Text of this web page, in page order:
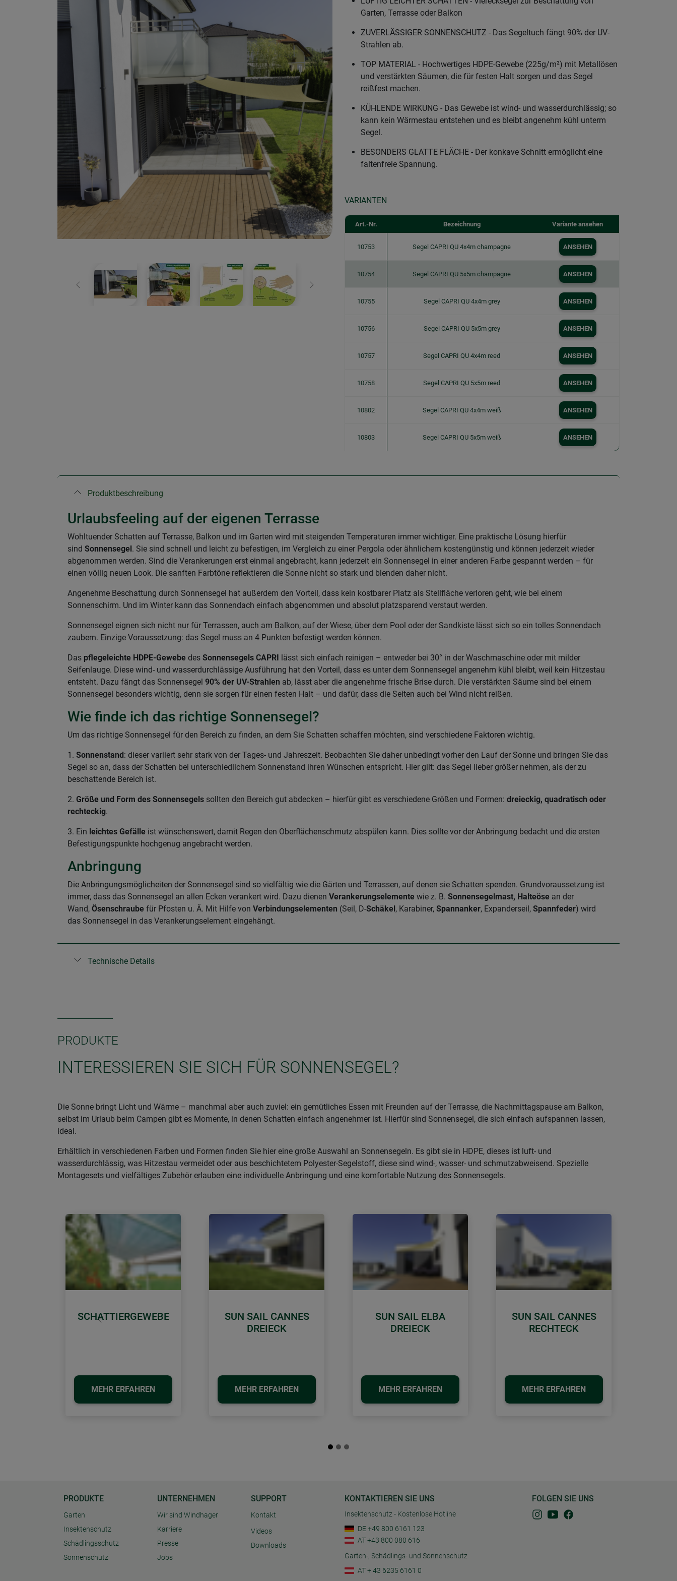
Zurück Weiter
Garten, Terrasse oder Balkon
ZUVERLÄSSIGER SONNENSCHUTZ - Das Segeltuch fängt 90% der UV-
Strahlen ab.
TOP MATERIAL - Hochwertiges HDPE-Gewebe (225g/m²) mit Metallösen
und verstärkten Säumen, die für festen Halt sorgen und das Segel
reißfest machen.
KÜHLENDE WIRKUNG - Das Gewebe ist wind- und wasserdurchlässig; so
kann kein Wärmestau entstehen und es bleibt angenehm kühl unterm
Segel.
BESONDERS GLATTE FLÄCHE - Der konkave Schnitt ermöglicht eine
faltenfreie Spannung.
VARIANTEN
Art.-Nr. Bezeichnung Variante ansehen
10753 Segel CAPRI QU 4x4m champagne ANSEHEN
10754 Segel CAPRI QU 5x5m champagne ANSEHEN
10755 Segel CAPRI QU 4x4m grey ANSEHEN
10756 Segel CAPRI QU 5x5m grey ANSEHEN
10757 Segel CAPRI QU 4x4m reed ANSEHEN
10758 Segel CAPRI QU 5x5m reed ANSEHEN
10802 Segel CAPRI QU 4x4m weiß ANSEHEN
10803 Segel CAPRI QU 5x5m weiß ANSEHEN
Produktbeschreibung
Urlaubsfeeling auf der eigenen Terrasse
Wohltuender Schatten auf Terrasse, Balkon und im Garten wird mit steigenden Temperaturen immer wichtiger. Eine praktische Lösung hierfür
sind Sonnensegel. Sie sind schnell und leicht zu befestigen, im Vergleich zu einer Pergola oder ähnlichem kostengünstig und können jederzeit wieder
abgenommen werden. Sind die Verankerungen erst einmal angebracht, kann jederzeit ein Sonnensegel in einer anderen Farbe gespannt werden – für
einen völlig neuen Look. Die sanften Farbtöne reflektieren die Sonne nicht so stark und blenden daher nicht.
Angenehme Beschattung durch Sonnensegel hat außerdem den Vorteil, dass kein kostbarer Platz als Stellfläche verloren geht, wie bei einem
Sonnenschirm. Und im Winter kann das Sonnendach einfach abgenommen und absolut platzsparend verstaut werden.
Sonnensegel eignen sich nicht nur für Terrassen, auch am Balkon, auf der Wiese, über dem Pool oder der Sandkiste lässt sich so ein tolles Sonnendach
zaubern. Einzige Voraussetzung: das Segel muss an 4 Punkten befestigt werden können.
Das pflegeleichte HDPE-Gewebe des Sonnensegels CAPRI lässt sich einfach reinigen – entweder bei 30° in der Waschmaschine oder mit milder
Seifenlauge. Diese wind- und wasserdurchlässige Ausführung hat den Vorteil, dass es unter dem Sonnensegel angenehm kühl bleibt, weil kein Hitzestau
entsteht. Dazu fängt das Sonnensegel 90% der UV-Strahlen ab, lässt aber die angenehme frische Brise durch. Die verstärkten Säume sind bei einem
Sonnensegel besonders wichtig, denn sie sorgen für einen festen Halt – und dafür, dass die Seiten auch bei Wind nicht reißen.
Wie finde ich das richtige Sonnensegel?
Um das richtige Sonnensegel für den Bereich zu finden, an dem Sie Schatten schaffen möchten, sind verschiedene Faktoren wichtig.
1. Sonnenstand: dieser variiert sehr stark von der Tages- und Jahreszeit. Beobachten Sie daher unbedingt vorher den Lauf der Sonne und bringen Sie das
Segel so an, dass der Schatten bei unterschiedlichem Sonnenstand ihren Wünschen entspricht. Hier gilt: das Segel lieber größer nehmen, als der zu
beschattende Bereich ist.
2. Größe und Form des Sonnensegels sollten den Bereich gut abdecken – hierfür gibt es verschiedene Größen und Formen: dreieckig, quadratisch oder
rechteckig.
3. Ein leichtes Gefälle ist wünschenswert, damit Regen den Oberflächenschmutz abspülen kann. Dies sollte vor der Anbringung bedacht und die ersten
Befestigungspunkte hochgenug angebracht werden.
Anbringung
Die Anbringungsmöglicheiten der Sonnensegel sind so vielfältig wie die Gärten und Terrassen, auf denen sie Schatten spenden. Grundvoraussetzung ist
immer, dass das Sonnensegel an allen Ecken verankert wird. Dazu dienen Verankerungselemente wie z. B. Sonnensegelmast, Halteöse an der
Wand, Ösenschraube für Pfosten u. Ä. Mit Hilfe von Verbindungselementen (Seil, D-Schäkel, Karabiner, Spannanker, Expanderseil, Spannfeder) wird
das Sonnensegel in das Verankerungselement eingehängt.
Technische Details
PRODUKTE
INTERESSIEREN SIE SICH FÜR SONNENSEGEL?
Die Sonne bringt Licht und Wärme – manchmal aber auch zuviel: ein gemütliches Essen mit Freunden auf der Terrasse, die Nachmittagspause am Balkon,
selbst im Urlaub beim Campen gibt es Momente, in denen Schatten einfach angenehmer ist. Hierfür sind Sonnensegel, die sich einfach aufspannen lassen,
ideal.
Erhältlich in verschiedenen Farben und Formen finden Sie hier eine große Auswahl an Sonnensegeln. Es gibt sie in HDPE, dieses ist luft- und
wasserdurchlässig, was Hitzestau vermeidet oder aus beschichtetem Polyester-Segelstoff, diese sind wind-, wasser- und schmutzabweisend. Spezielle
Montagesets und vielfältiges Zubehör erlauben eine individuelle Anbringung und eine komfortable Nutzung des Sonnensegels.
SCHATTIERGEWEBE
SUN SAIL CANNES
SUN SAIL ELBA
SUN SAIL CANNES
Weiter
Garten
Insektenschutz
Schädlingsschutz
Wir sind Windhager
Karriere
Presse
Videos
Insektenschutz - Kostenlose Hotline
DE +49 800 6161 123
FOLGEN SIE UNS